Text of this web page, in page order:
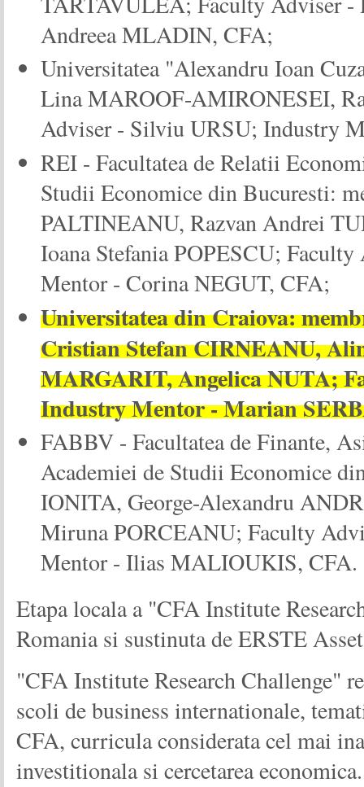
Andreea MLADIN, CFA;
Universitatea "Alexandru Ioan
Lina MAROOF-AMIRONESEI,
Adviser - Silviu URSU; Industry
REI - Facultatea de Relatii
Studii Economice din Bucuresti:
PALTINEANU, Razvan Andrei
Ioana Stefania POPESCU;
Mentor - Corina NEGUT, CFA;
Universitatea din Craiova:
Cristian Stefan CIRNEANU,
MARGARIT, Angelica NUTA;
Industry Mentor - Marian
FABBV - Facultatea de Finante,
Academiei de Studii Economice
IONITA, George-Alexandru
Miruna PORCEANU; Faculty
Mentor - Ilias MALIOUKIS, CFA.
Etapa locala a "CFA Institute
Romania si sustinuta de ERSTE
"CFA Institute Research Challenge"
scoli de business internationale,
CFA, curricula considerata cel mai
investitionala si cercetarea economica.